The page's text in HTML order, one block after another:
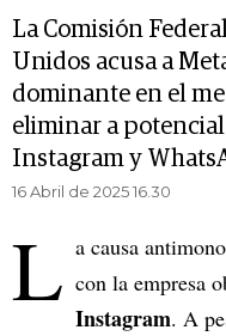
La Comisión
Unidos acusa a
dominante en el
eliminar a
Instagram y
16 Abril de 2025 16.30
L a causa
con la empresa
Instagram. A